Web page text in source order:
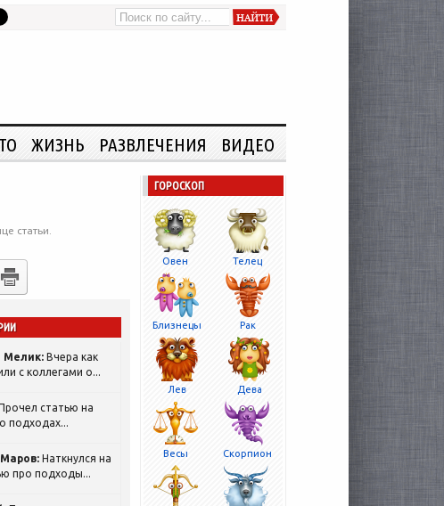
ЖИЗНЬ РАЗВЛЕЧЕНИЯ ВИДЕО
статьи.
Мелик: Вчера как
с коллегами о...
статью на
подходах...
Наткнулся на
про подходы...
ГОРОСКОП
Овен Телец
Близнецы Рак
Лев Дева
Весы Скорпион